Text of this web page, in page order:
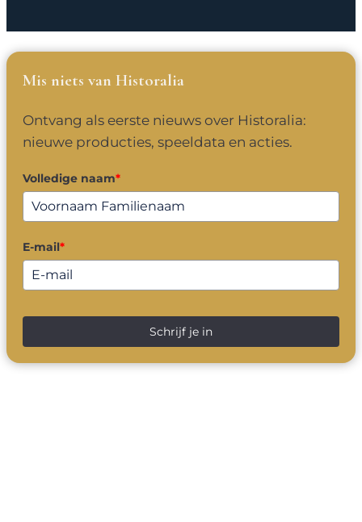
Mis niets van Historalia
Ontvang als eerste nieuws over Historalia:
nieuwe producties, speeldata en acties.
Volledige naam*
E-mail*
Schrijf je in